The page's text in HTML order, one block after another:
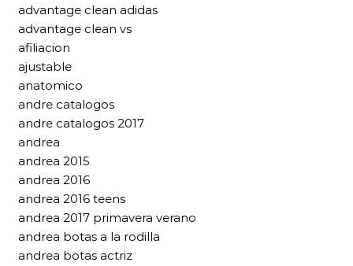
advantage clean adidas
advantage clean vs
afiliacion
ajustable
anatomico
andre catalogos
andre catalogos 2017
andrea
andrea 2015
andrea 2016
andrea 2016 teens
andrea 2017 primavera verano
andrea botas a la rodilla
andrea botas actriz